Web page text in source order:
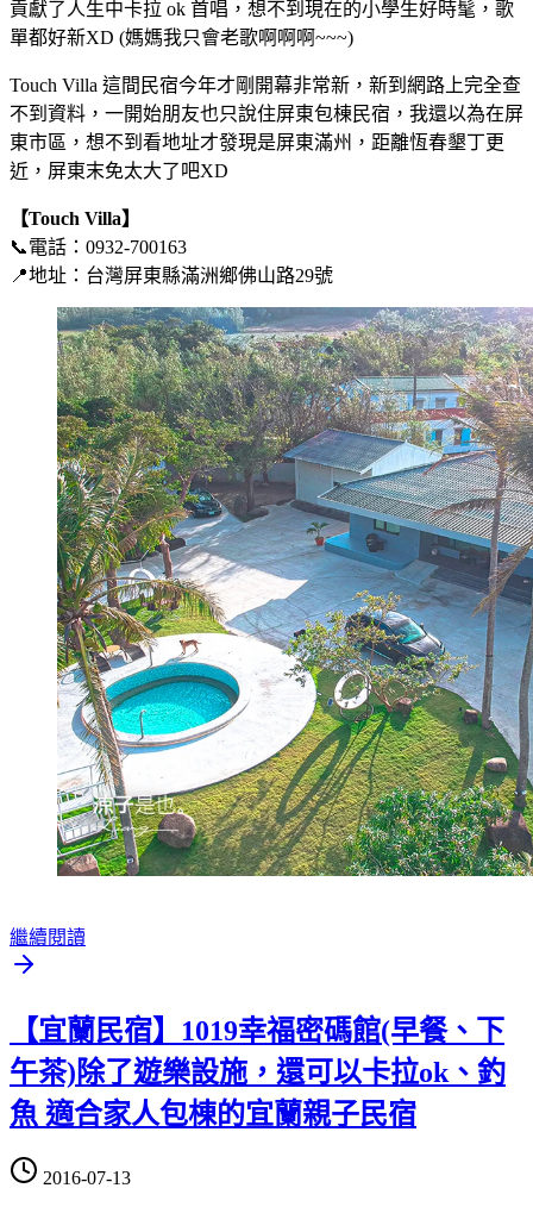
貢獻了人生中卡拉 ok 首唱，想不到現在的小學生好時髦，歌
單都好新XD (媽媽我只會老歌啊啊啊~~~)
Touch Villa 這間民宿今年才剛開幕非常新，新到網路上完全查
不到資料，一開始朋友也只說住屏東包棟民宿，我還以為在屏
東市區，想不到看地址才發現是屏東滿州，距離恆春墾丁更
近，屏東末免太大了吧XD
【Touch Villa】
📞電話：0932-700163
📍地址：台灣屏東縣滿洲鄉佛山路29號
繼續閱讀
【宜蘭民宿】1019幸福密碼館(早餐、下
午茶)除了遊樂設施，還可以卡拉ok、釣
魚 適合家人包棟的宜蘭親子民宿
2016-07-13